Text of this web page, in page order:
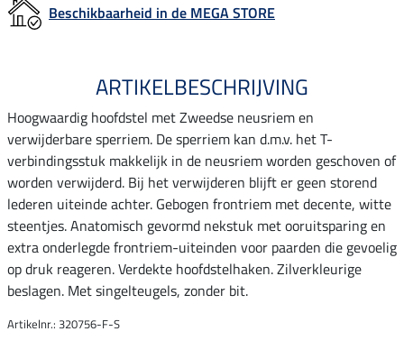
Beschikbaarheid in de MEGA STORE
ARTIKELBESCHRIJVING
Hoogwaardig hoofdstel met Zweedse neusriem en
verwijderbare sperriem. De sperriem kan d.m.v. het T-
verbindingsstuk makkelijk in de neusriem worden geschoven of
worden verwijderd. Bij het verwijderen blijft er geen storend
lederen uiteinde achter. Gebogen frontriem met decente, witte
steentjes. Anatomisch gevormd nekstuk met ooruitsparing en
extra onderlegde frontriem-uiteinden voor paarden die gevoelig
op druk reageren. Verdekte hoofdstelhaken. Zilverkleurige
beslagen. Met singelteugels, zonder bit.
Artikelnr.: 320756-F-S